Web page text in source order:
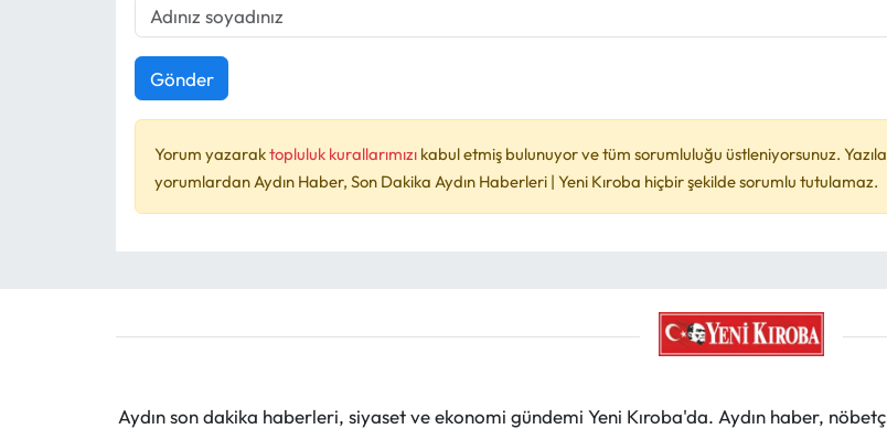
Gönder
Yorum yazaraktopluluk kurallarımızı kabul etmiş bulunuyor ve tüm sorumluluğu üstleniyorsunuz.
yorumlardan Aydın Haber, Son Dakika Aydın Haberleri | Yeni Kıroba hiçbir şekilde sorumlu tutulamaz.
Aydın son dakika haberleri, siyaset ve ekonomi gündemi Yeni Kıroba'da. Aydın haber,